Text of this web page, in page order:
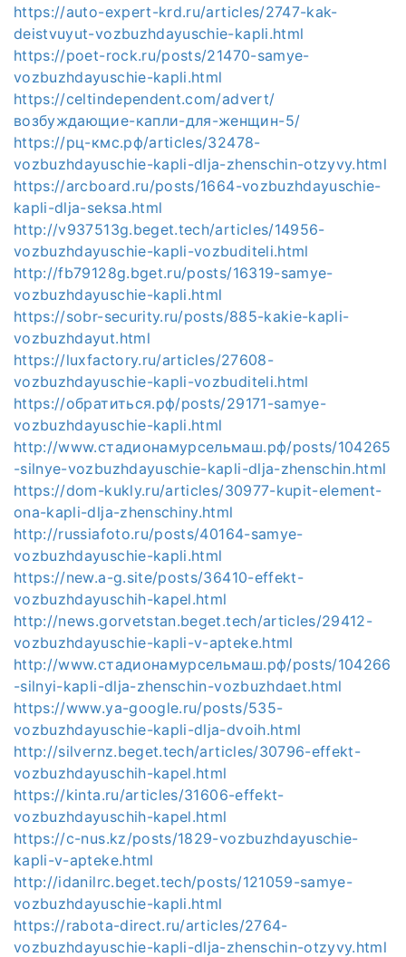
https://auto-expert-krd.ru/articles/2747-kak-
deistvuyut-vozbuzhdayuschie-kapli.html
https://poet-rock.ru/posts/21470-samye-
vozbuzhdayuschie-kapli.html
https://celtindependent.com/advert/
возбуждающие-капли-для-женщин-5/
https://рц-кмс.рф/articles/32478-
vozbuzhdayuschie-kapli-dlja-zhenschin-otzyvy.html
https://arcboard.ru/posts/1664-vozbuzhdayuschie-
kapli-dlja-seksa.html
http://v937513g.beget.tech/articles/14956-
vozbuzhdayuschie-kapli-vozbuditeli.html
http://fb79128g.bget.ru/posts/16319-samye-
vozbuzhdayuschie-kapli.html
https://sobr-security.ru/posts/885-kakie-kapli-
vozbuzhdayut.html
https://luxfactory.ru/articles/27608-
vozbuzhdayuschie-kapli-vozbuditeli.html
https://обратиться.рф/posts/29171-samye-
vozbuzhdayuschie-kapli.html
http://www.стадионамурсельмаш.рф/posts/104265
-silnye-vozbuzhdayuschie-kapli-dlja-zhenschin.html
https://dom-kukly.ru/articles/30977-kupit-element-
ona-kapli-dlja-zhenschiny.html
http://russiafoto.ru/posts/40164-samye-
vozbuzhdayuschie-kapli.html
https://new.a-g.site/posts/36410-effekt-
vozbuzhdayuschih-kapel.html
http://news.gorvetstan.beget.tech/articles/29412-
vozbuzhdayuschie-kapli-v-apteke.html
http://www.стадионамурсельмаш.рф/posts/104266
-silnyi-kapli-dlja-zhenschin-vozbuzhdaet.html
https://www.ya-google.ru/posts/535-
vozbuzhdayuschie-kapli-dlja-dvoih.html
http://silvernz.beget.tech/articles/30796-effekt-
vozbuzhdayuschih-kapel.html
https://kinta.ru/articles/31606-effekt-
vozbuzhdayuschih-kapel.html
https://c-nus.kz/posts/1829-vozbuzhdayuschie-
kapli-v-apteke.html
http://idanilrc.beget.tech/posts/121059-samye-
vozbuzhdayuschie-kapli.html
https://rabota-direct.ru/articles/2764-
vozbuzhdayuschie-kapli-dlja-zhenschin-otzyvy.html